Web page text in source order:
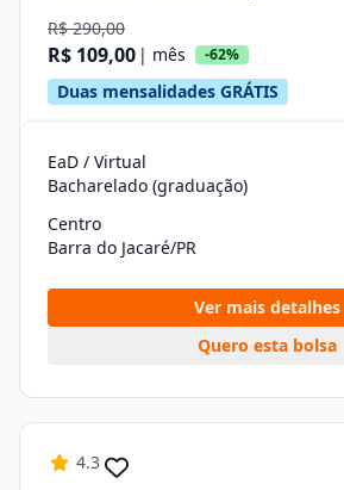
R$ 290,00
R$ 109,00 | mês -62%
Duas mensalidades GRÁTIS
EaD / Virtual
Bacharelado (graduação)
Centro
Barra do Jacaré/PR
Ver mais detalhes
Quero esta bolsa
4.3